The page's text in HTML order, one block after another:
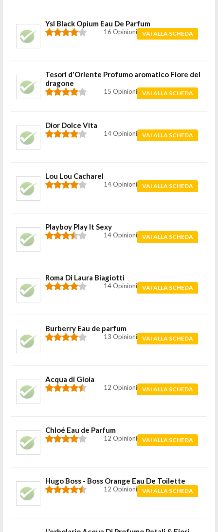
Ysl Black Opium Eau De Parfum
16 Opinioni VAI ALLA SCHEDA
Tesori d'Oriente Profumo aromatico Fiore del
dragone
15 Opinioni VAI ALLA SCHEDA
Dior Dolce Vita
14 Opinioni VAI ALLA SCHEDA
Lou Lou Cacharel
14 Opinioni VAI ALLA SCHEDA
Playboy Play It Sexy
14 Opinioni VAI ALLA SCHEDA
Roma Di Laura Biagiotti
14 Opinioni VAI ALLA SCHEDA
Burberry Eau de parfum
13 Opinioni VAI ALLA SCHEDA
Acqua di Gioia
12 Opinioni VAI ALLA SCHEDA
Chloé Eau de Parfum
12 Opinioni VAI ALLA SCHEDA
Hugo Boss - Boss Orange Eau De Toilette
12 Opinioni VAI ALLA SCHEDA